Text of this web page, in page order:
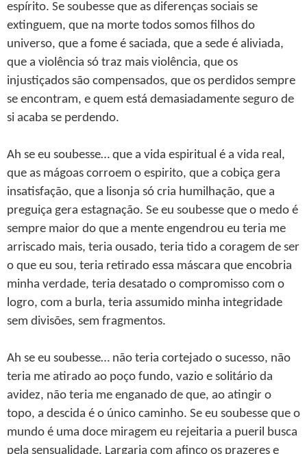
espírito. Se soubesse que as diferenças sociais se
extinguem, que na morte todos somos filhos do
universo, que a fome é saciada, que a sede é aliviada,
que a violência só traz mais violência, que os
injustiçados são compensados, que os perdidos sempre
se encontram, e quem está demasiadamente seguro de
si acaba se perdendo.
Ah se eu soubesse… que a vida espiritual é a vida real,
que as mágoas corroem o espirito, que a cobiça gera
insatisfação, que a lisonja só cria humilhação, que a
preguiça gera estagnação. Se eu soubesse que o medo é
sempre maior do que a mente engendrou eu teria me
arriscado mais, teria ousado, teria tido a coragem de ser
o que eu sou, teria retirado essa máscara que encobria
minha verdade, teria desatado o compromisso com o
logro, com a burla, teria assumido minha integridade
sem divisões, sem fragmentos.
Ah se eu soubesse… não teria cortejado o sucesso, não
teria me atirado ao poço fundo, vazio e solitário da
avidez, não teria me enganado de que, ao atingir o
topo, a descida é o único caminho. Se eu soubesse que o
mundo é uma doce miragem eu rejeitaria a pueril busca
pela sensualidade. Largaria com afinco os prazeres e